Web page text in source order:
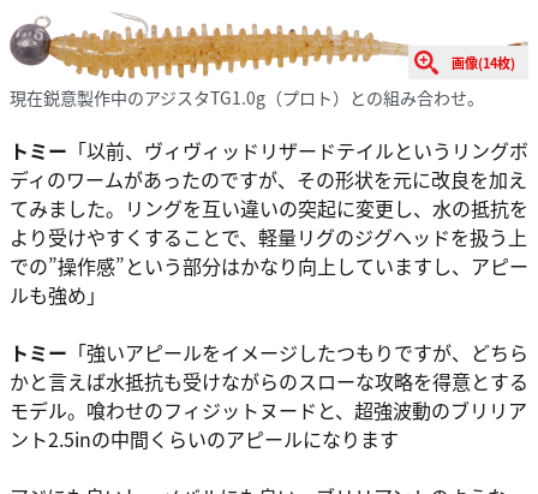
画像(14枚)
現在鋭意製作中のアジスタTG1.0g（プロト）との組み合わせ。
トミー 「以前、ヴィヴィッドリザードテイルというリングボ
ディのワームがあったのですが、その形状を元に改良を加え
てみました。リングを互い違いの突起に変更し、水の抵抗を
より受けやすくすることで、軽量リグのジグヘッドを扱う上
での”操作感”という部分はかなり向上していますし、アピー
ルも強め」
トミー 「強いアピールをイメージしたつもりですが、どちら
かと言えば水抵抗も受けながらのスローな攻略を得意とする
モデル。喰わせのフィジットヌードと、超強波動のブリリア
ント2.5inの中間くらいのアピールになります